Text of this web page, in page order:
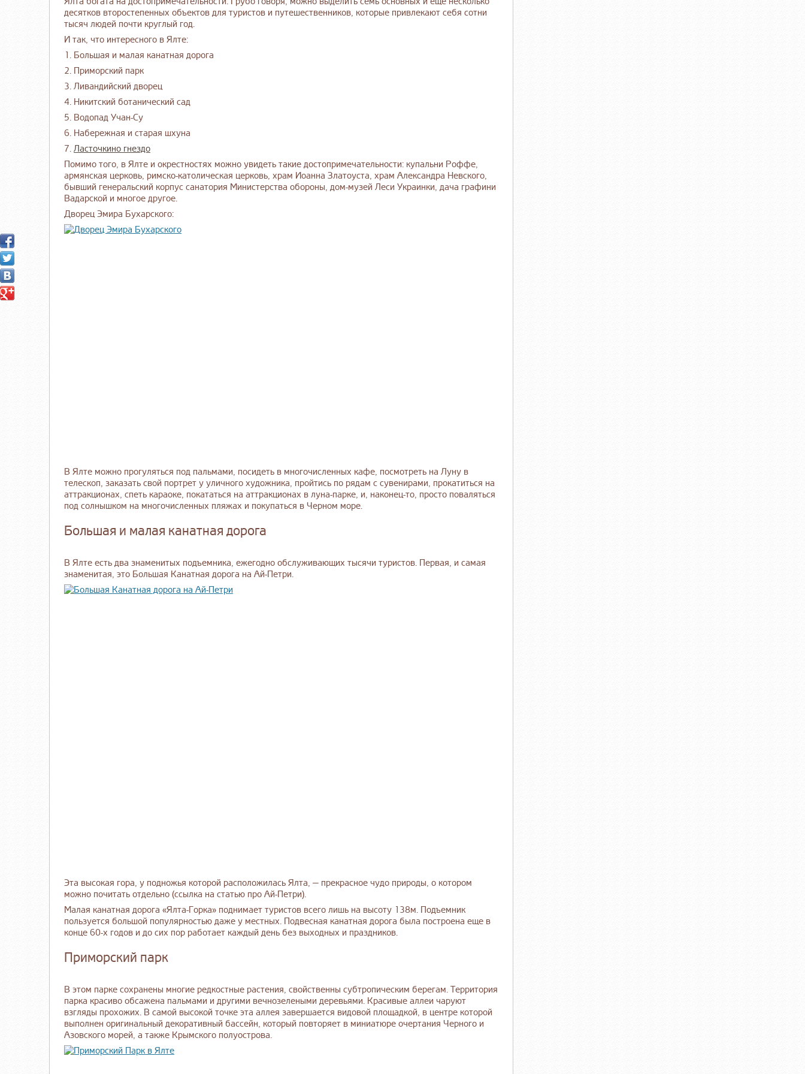
десятков второстепенных объектов для туристов и путешественников, которые привлекают себя сотни
тысяч людей почти круглый год.
И так, что интересного в Ялте:
1. Большая и малая канатная дорога
2. Приморский парк
3. Ливандийский дворец
4. Никитский ботанический сад
5. Водопад Учан-Су
6. Набережная и старая шхуна
7. Ласточкино гнездо
Помимо того, в Ялте и окрестностях можно увидеть такие достопримечательности: купальни Роффе,
армянская церковь, римско-католическая церковь, храм Иоанна Златоуста, храм Александра Невского,
бывший генеральский корпус санатория Министерства обороны, дом-музей Леси Украинки, дача графини
Вадарской и многое другое.
Дворец Эмира Бухарского:
В Ялте можно прогуляться под пальмами, посидеть в многочисленных кафе, посмотреть на Луну в
телескоп, заказать свой портрет у уличного художника, пройтись по рядам с сувенирами, прокатиться на
аттракционах, спеть караоке, покататься на аттракционах в луна-парке, и, наконец-то, просто поваляться
под солнышком на многочисленных пляжах и покупаться в Черном море.
Большая и малая канатная дорога
В Ялте есть два знаменитых подъемника, ежегодно обслуживающих тысячи туристов. Первая, и самая
знаменитая, это Большая Канатная дорога на Ай-Петри.
Эта высокая гора, у подножья которой расположилась Ялта, — прекрасное чудо природы, о котором
можно почитать отдельно (ссылка на статью про Ай-Петри).
Малая канатная дорога «Ялта-Горка» поднимает туристов всего лишь на высоту 138м. Подъемник
пользуется большой популярностью даже у местных. Подвесная канатная дорога была построена еще в
конце 60-х годов и до сих пор работает каждый день без выходных и праздников.
Приморский парк
В этом парке сохранены многие редкостные растения, свойственны субтропическим берегам. Территория
парка красиво обсажена пальмами и другими вечнозелеными деревьями. Красивые аллеи чаруют
взгляды прохожих. В самой высокой точке эта аллея завершается видовой площадкой, в центре которой
выполнен оригинальный декоративный бассейн, который повторяет в миниатюре очертания Черного и
Азовского морей, а также Крымского полуострова.